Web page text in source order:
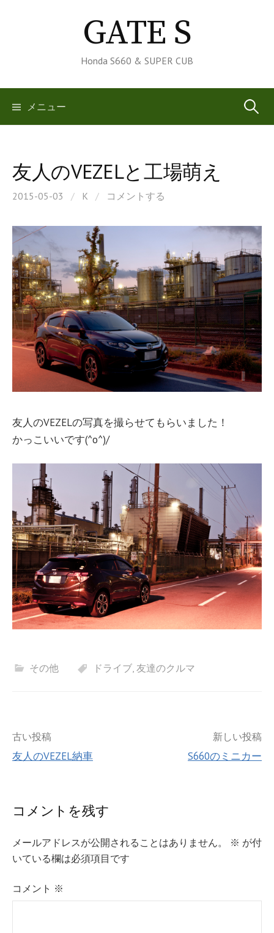
キ
GATE S
Honda S660 & SUPER CUB
メニュー 検
友人のVEZELと工場萌え
2015-05-03 / K / コメントする
友人のVEZELの写真を撮らせてもらいました！
かっこいいです(^o^)/
その他 ドライブ 友達のクルマ
投
稿
ビ
ゲ
ー
シ
古い投稿
友人のVEZEL納車
新しい投稿
S660のミニカー
コメントを残す
メールアドレスが公開されることはありません。 ※ が付
いている欄は必須項目です
コメント ※